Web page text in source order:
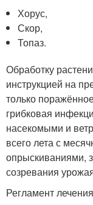
Хорус,
Скор,
Топаз.
Обработку
инструкцией на
только
грибковая
насекомыми и
всего лета с
опрыскиваниями,
созревания
Регламент